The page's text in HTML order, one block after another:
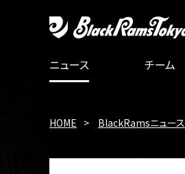
ニュース チーム
HOME BlackRamsニュース